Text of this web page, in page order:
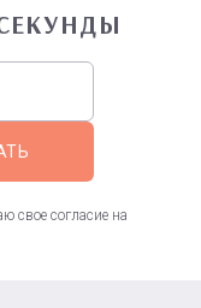
свое согласие на